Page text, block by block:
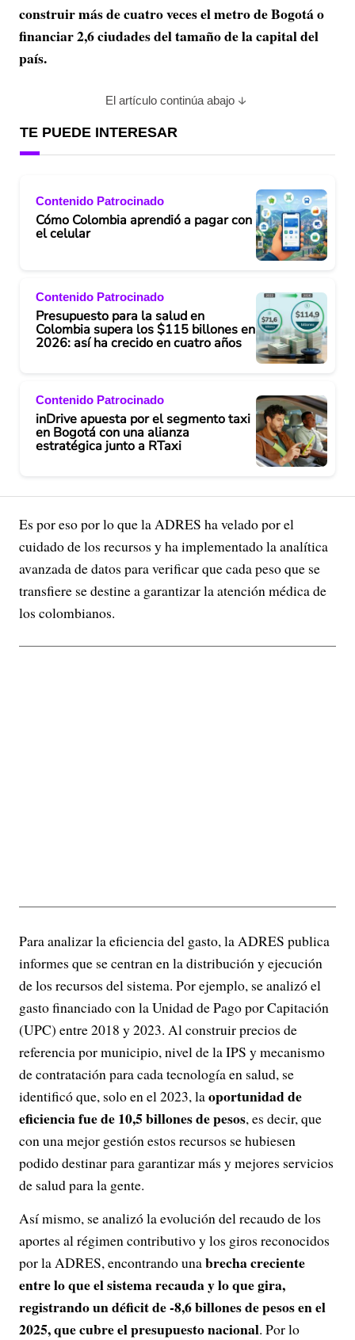
construir más de cuatro veces el metro de Bogotá o
financiar 2,6 ciudades del tamaño de la capital del
país.
El artículo continúa abajo
TE PUEDE INTERESAR
Contenido Patrocinado
Cómo Colombia aprendió a pagar con
el celular
Contenido Patrocinado
Presupuesto para la salud en
Colombia supera los $115 billones en
2026: así ha crecido en cuatro años
Contenido Patrocinado
inDrive apuesta por el segmento taxi
en Bogotá con una alianza
estratégica junto a RTaxi
Es por eso por lo que la ADRES ha velado por el
cuidado de los recursos y ha implementado la analítica
avanzada de datos para verificar que cada peso que se
transfiere se destine a garantizar la atención médica de
los colombianos.
Para analizar la eficiencia del gasto, la ADRES publica
informes que se centran en la distribución y ejecución
de los recursos del sistema. Por ejemplo, se analizó el
gasto financiado con la Unidad de Pago por Capitación
(UPC) entre 2018 y 2023. Al construir precios de
referencia por municipio, nivel de la IPS y mecanismo
de contratación para cada tecnología en salud, se
identificó que, solo en el 2023, laoportunidad de
eficiencia fue de 10,5 billones de pesos, es decir, que
con una mejor gestión estos recursos se hubiesen
podido destinar para garantizar más y mejores servicios
de salud para la gente.
Así mismo, se analizó la evolución del recaudo de los
aportes al régimen contributivo y los giros reconocidos
por la ADRES, encontrando unabrecha creciente
entre lo que el sistema recauda y lo que gira,
registrando un déficit de -8,6 billones de pesos en el
2025, que cubre el presupuesto nacional. Por lo